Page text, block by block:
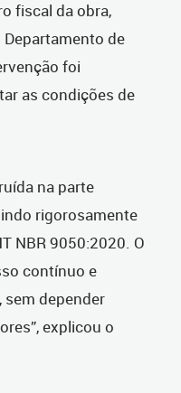
fiscal da obra,
Departamento de
foi
as condições de
na parte
rigorosamente
NBR 9050:2020. O
contínuo e
sem depender
explicou o